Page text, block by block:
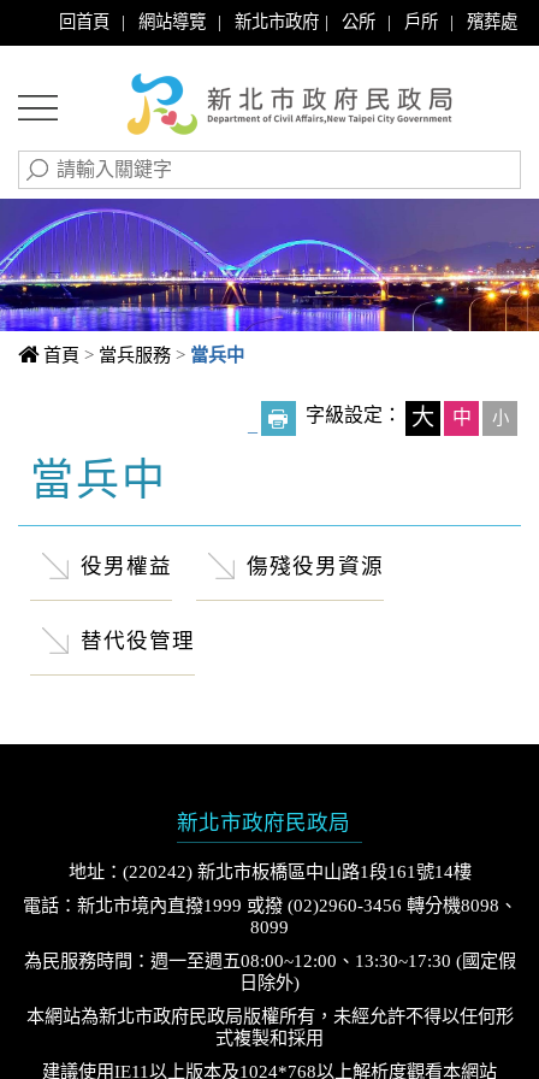
回首頁 | 網站導覽 | 新北市政府 | 公所 | 戶所 | 殯葬處
首頁 > 當兵服務 > 當兵中
字級設定： 大 中 小
中央內容區塊
當兵中
役男權益 傷殘役男資源
替代役管理
新北市政府民政局
地址：(220242) 新北市板橋區中山路1段161號14樓
電話：新北市境內直撥1999 或撥 (02)2960-3456 轉分機8098、
8099
為民服務時間：週一至週五08:00~12:00、13:30~17:30 (國定假
日除外)
本網站為新北市政府民政局版權所有，未經允許不得以任何形
式複製和採用
建議使用IE11以上版本及1024*768以上解析度觀看本網站